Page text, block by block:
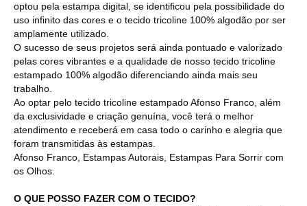
optou pela estampa digital, se identificou pela possibilidade do
uso infinito das cores e o tecido tricoline 100% algodão por ser
amplamente utilizado.
O sucesso de seus projetos será ainda pontuado e valorizado
pelas cores vibrantes e a qualidade de nosso tecido tricoline
estampado 100% algodão diferenciando ainda mais seu
trabalho.
Ao optar pelo tecido tricoline estampado Afonso Franco, além
da exclusividade e criação genuína, você terá o melhor
atendimento e receberá em casa todo o carinho e alegria que
foram transmitidas às estampas.
Afonso Franco, Estampas Autorais, Estampas Para Sorrir com
os Olhos.
O QUE POSSO FAZER COM O TECIDO?